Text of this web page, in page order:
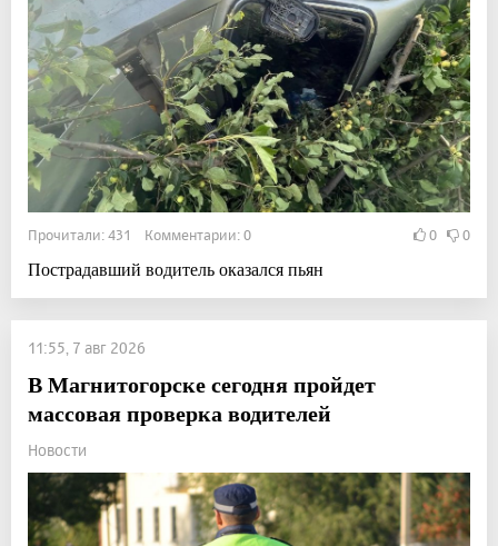
Прочитали: 431 Комментарии: 0 0 0
Пострадавший водитель оказался пьян
11:55, 7 авг 2026
В Магнитогорске сегодня пройдет
массовая проверка водителей
Новости